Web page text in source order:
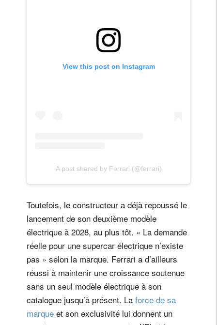
View this post on Instagram
A post shared by Ferrari (@ferrari)
Toutefois, le constructeur a déjà repoussé le
lancement de son deuxième modèle
électrique à 2028, au plus tôt. « La demande
réelle pour une supercar électrique n’existe
pas » selon la marque. Ferrari a d’ailleurs
réussi à maintenir une croissance soutenue
sans un seul modèle électrique à son
catalogue jusqu’à présent. La force de sa
marque et son exclusivité lui donnent un